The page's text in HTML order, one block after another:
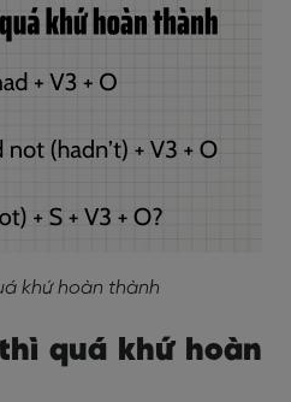
khứ hoàn thành
quá khứ hoàn